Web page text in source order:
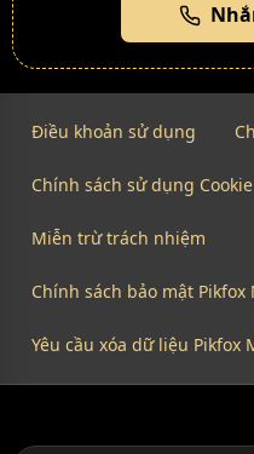
Điều khoản sử dụng
Chính sách sử dụng Cookie
Miễn trừ trách nhiệm
Chính sách bảo mật Pikfox
Yêu cầu xóa dữ liệu Pikfox